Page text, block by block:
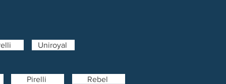
Uniroyal
Pirelli Rebel